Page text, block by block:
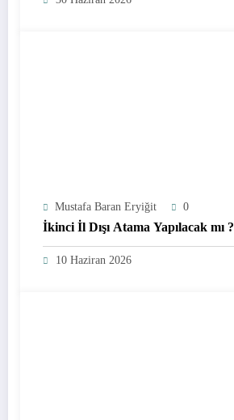
Mustafa Baran Eryiğit 0
İkinci İl Dışı Atama Yapılacak mı ?
10 Haziran 2026